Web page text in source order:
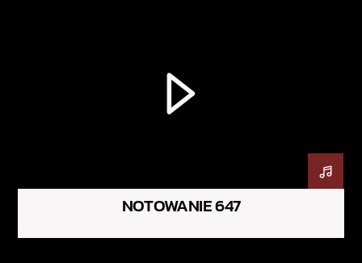
NOTOWANIE 647